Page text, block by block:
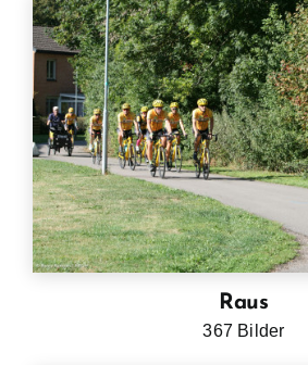
Raus
367 Bilder